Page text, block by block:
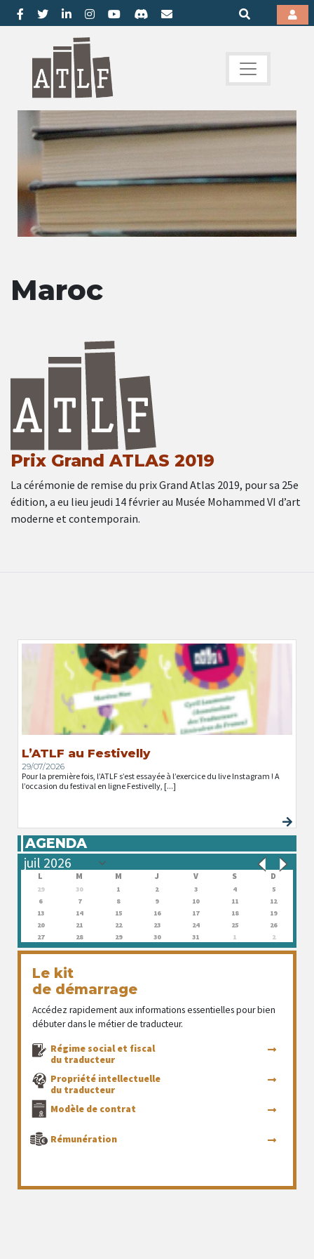
Maroc
Prix Grand ATLAS 2019
La cérémonie de remise du prix Grand Atlas 2019, pour sa 25e
édition, a eu lieu jeudi 14 février au Musée Mohammed VI d’art
moderne et contemporain.
L’ATLF au Festivelly
29/07/2026
Pour la première fois, l’ATLF s’est essayée à l’exercice du live Instagram ! A
l’occasion du festival en ligne Festivelly, [...]
AGENDA
L M M J V S D
29 30 1 2 3 4
5
6
7 8 9 10 11
12
13
14 15 16 17 18
19
20
21 22 23 24 25
26
27
28 29 30 31 1 2
Le kit
de démarrage
Accédez rapidement aux informations essentielles pour bien
débuter dans le métier de traducteur.
Régime social et fiscal
du traducteur
Propriété intellectuelle
du traducteur
Modèle de contrat
Rémunération